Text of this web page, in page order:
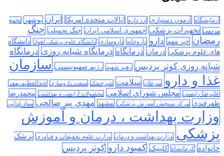
آزمایشگاه آزمون دستیاری ارز دارو ایالات متحده امریکا ایران بوشهر
تجمع
مردمی تجهیزات پزشکی جمهوری اسلامی ایران جنگ تحمیلی جنگ
رمضان خبر مهم دارو داروخانه داروسازی دانشگاه علوم پزشکی اهواز
دانشگاه
های علوم پزشکی درمان درمانگاه درمانگاه شبانه روزی درمانگاه
شبانه روزی کوثر پردیس رهبر شهید رژیم صهیونیستی سازمان
غذا و دارو
سرطان سلامت شیرخشک صنعت داروسازی عبدالعظیم بهفر
علیرضا رئیسی مجلس شورای اسلامی محصولات آرایشی و بهداشتی محمدرضا
ظفرقندی مرکز سنجش آموزش پزشکی مشهد مهدی پیر صالحی مواد غذایی
وزارت بهداشت ، درمان و آموزش
پزشکی وزارت بهداشت و درمان وزارت علوم تحقیقات و فناوری پزشک
خانواده کرمانشاه کلینیک کمبود دارو کوثر پردیس